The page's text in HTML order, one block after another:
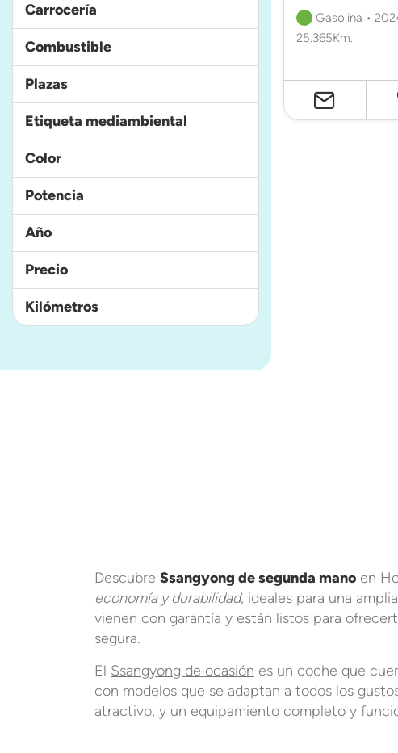
Gasolina •
25.365Km.
Carrocería
Combustible
Plazas
Etiqueta mediambiental
Color
Potencia
Año
Precio
Kilómetros
Descubre Ssangyong de segunda mano en
economía y durabilidad, ideales para una
vienen con garantía y están listos para
segura.
El Ssangyong de ocasión es un coche que
con modelos que se adaptan a todos los
atractivo, y un equipamiento completo y